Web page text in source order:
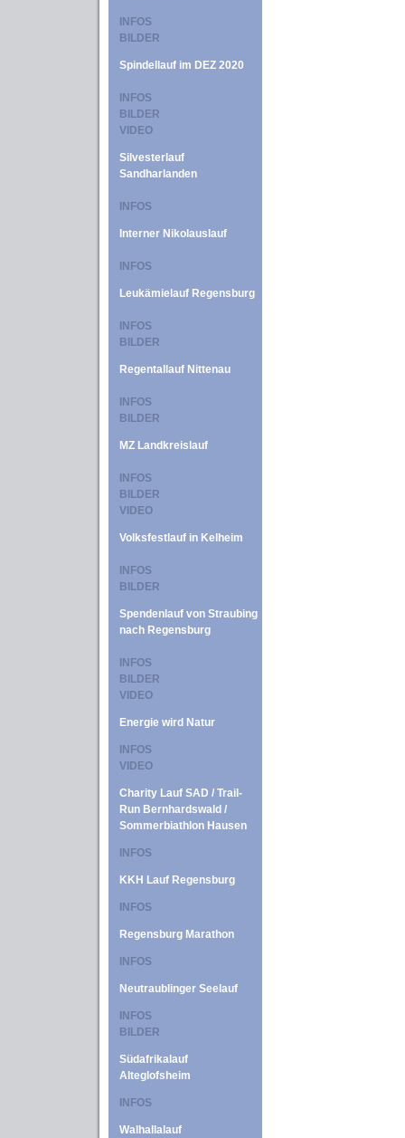
INFOS
BILDER
Spindellauf im DEZ 2020
INFOS
BILDER
VIDEO
Silvesterlauf
Sandharlanden
INFOS
Interner Nikolauslauf
INFOS
Leukämielauf Regensburg
INFOS
BILDER
Regentallauf Nittenau
INFOS
BILDER
MZ Landkreislauf
INFOS
BILDER
VIDEO
Volksfestlauf in Kelheim
INFOS
BILDER
Spendenlauf von Straubing
nach Regensburg
INFOS
BILDER
VIDEO
Energie wird Natur
INFOS
VIDEO
Charity Lauf SAD / Trail-
Run Bernhardswald /
Sommerbiathlon Hausen
INFOS
KKH Lauf Regensburg
INFOS
Regensburg Marathon
INFOS
Neutraublinger Seelauf
INFOS
BILDER
Südafrikalauf
Alteglofsheim
INFOS
Walhallalauf